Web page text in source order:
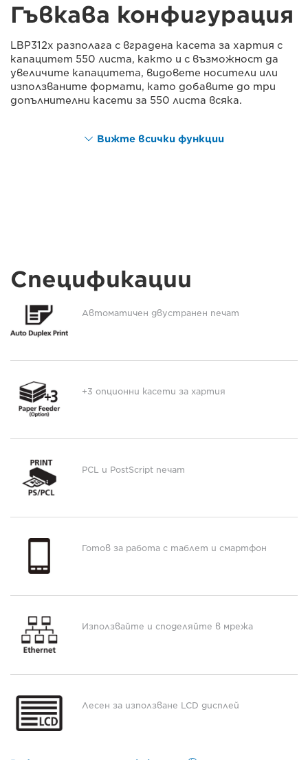
Гъвкава конфигурация
LBP312x разполага с вградена касета за хартия с
капацитет 550 листа, както и с възможност да
увеличите капацитета, видовете носители или
използваните формати, като добавите до три
допълнителни касети за 550 листа всяка.
Вижте всички функции
Спецификации
Автоматичен двустранен печат
+3 опционни касети за хартия
PCL и PostScript печат
Готов за работа с таблет и смартфон
Използвайте и споделяйте в мрежа
Лесен за използване LCD дисплей